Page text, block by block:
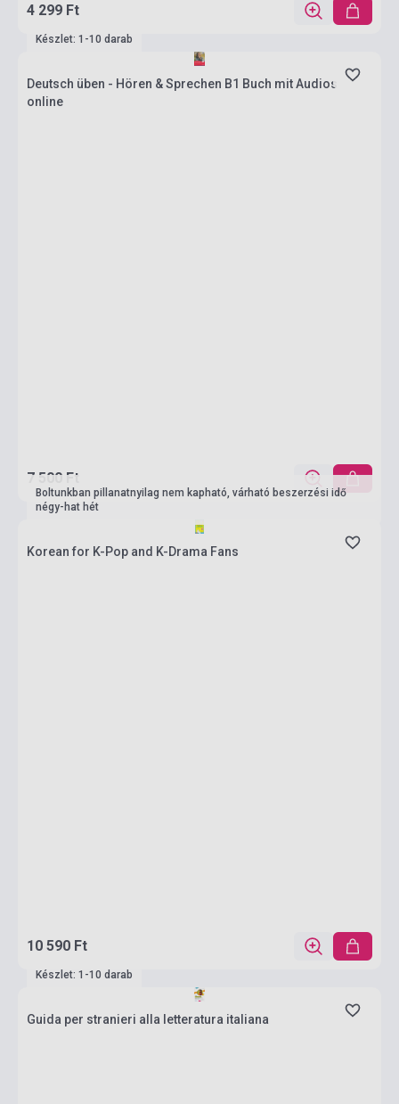
4 299 Ft
Készlet: 1-10 darab
Deutsch üben - Hören & Sprechen B1 Buch mit Audios
online
7 500 Ft
Boltunkban pillanatnyilag nem kapható, várható beszerzési idő
négy-hat hét
Korean for K-Pop and K-Drama Fans
10 590 Ft
Készlet: 1-10 darab
Guida per stranieri alla letteratura italiana